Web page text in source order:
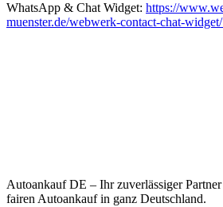
WhatsApp & Chat Widget: https://
muenster.de/webwerk-contact-chat-widget/
Autoankauf DE – Ihr zuverlässiger
fairen Autoankauf in ganz Deutschland.